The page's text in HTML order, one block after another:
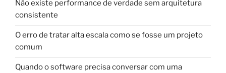
Não existe performance de verdade sem arquitetura
consistente
O erro de tratar alta escala como se fosse um projeto
comum
Quando o software precisa conversar com uma